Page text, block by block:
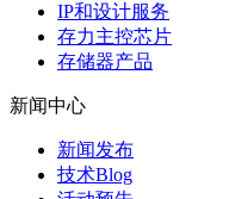
IP和设计服务
存力主控芯片
存储器产品
新闻中心
新闻发布
技术Blog